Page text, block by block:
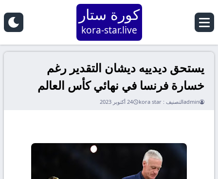
كورة ستار
kora-star.live
يستحق ديدييه ديشان التقدير رغم
خسارة فرنسا في نهائي كأس العالم
adminالتصنيف : kora star 24 أكتوبر 2023